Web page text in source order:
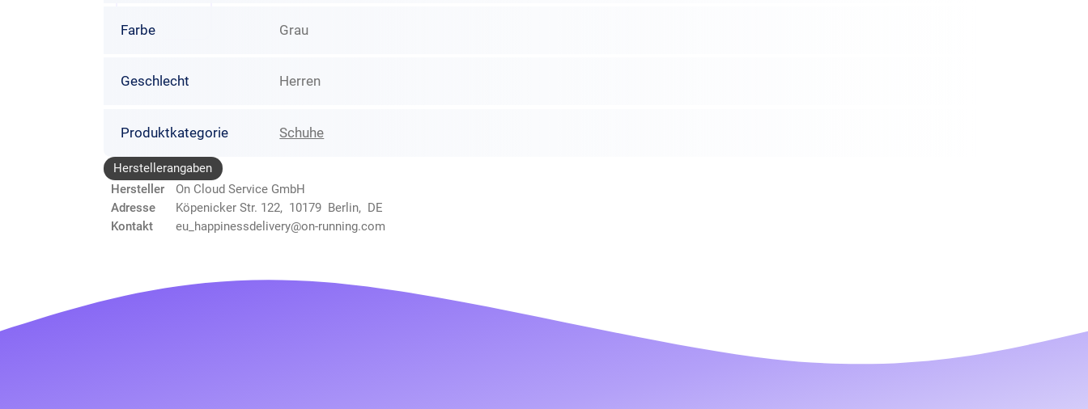
Farbe Grau
Geschlecht Herren
Produktkategorie Schuhe
Herstellerangaben
Hersteller
On Cloud Service GmbH
Adresse
Köpenicker Str. 122, 10179 Berlin, DE
Kontakt
eu_happinessdelivery@on-running.com